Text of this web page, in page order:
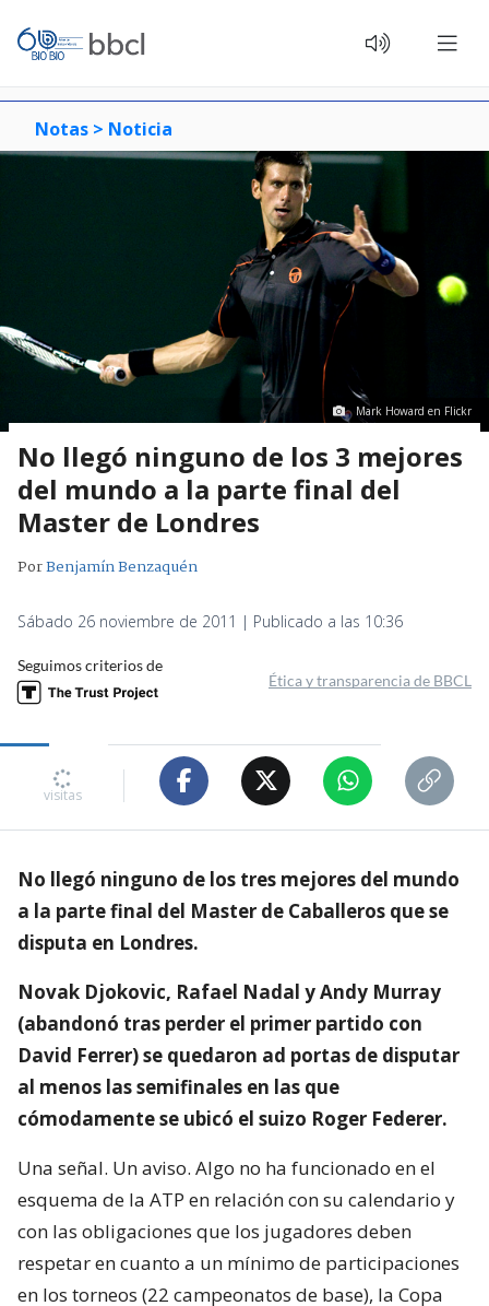
Notas > Noticia
Mark Howard en Flickr
No llegó ninguno de los 3 mejores
del mundo a la parte final del
Master de Londres
PorBenjamín Benzaquén
Sábado 26 noviembre de 2011 | Publicado a las 10:36
Seguimos criterios de
Ética y transparencia de BBCL
visitas
No llegó ninguno de los tres mejores del mundo
a la parte final del Master de Caballeros que se
disputa en Londres.
Novak Djokovic, Rafael Nadal y Andy Murray
(abandonó tras perder el primer partido con
David Ferrer) se quedaron ad portas de disputar
al menos las semifinales en las que
cómodamente se ubicó el suizo Roger Federer.
Una señal. Un aviso. Algo no ha funcionado en el
esquema de la ATP en relación con su calendario y
con las obligaciones que los jugadores deben
respetar en cuanto a un mínimo de participaciones
en los torneos (22 campeonatos de base), la Copa